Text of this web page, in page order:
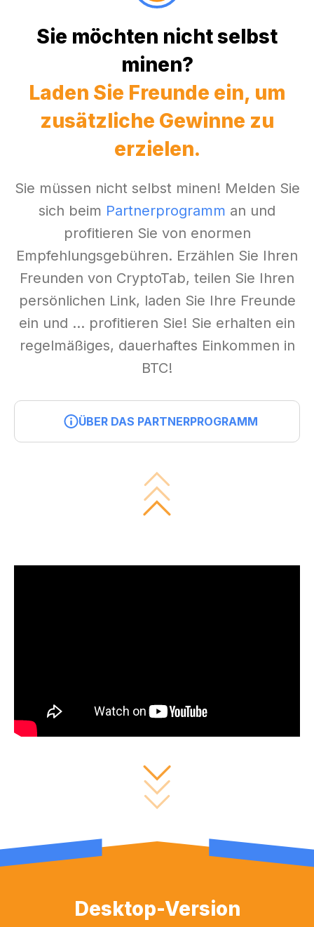
Sie möchten nicht selbst
minen?
Laden Sie Freunde ein, um
zusätzliche Gewinne zu
erzielen.
Sie müssen nicht selbst minen! Melden Sie
sich beim Partnerprogramm an und
profitieren Sie von enormen
Empfehlungsgebühren. Erzählen Sie Ihren
Freunden von CryptoTab, teilen Sie Ihren
persönlichen Link, laden Sie Ihre Freunde
ein und ... profitieren Sie! Sie erhalten ein
regelmäßiges, dauerhaftes Einkommen in
BTC!
ÜBER DAS PARTNERPROGRAMM
Desktop-Version